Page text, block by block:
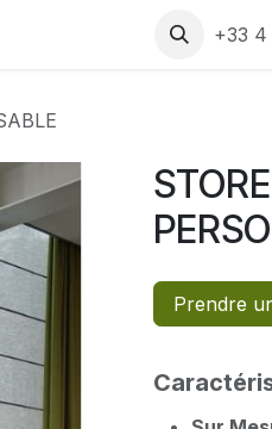
+33 4
Prendre